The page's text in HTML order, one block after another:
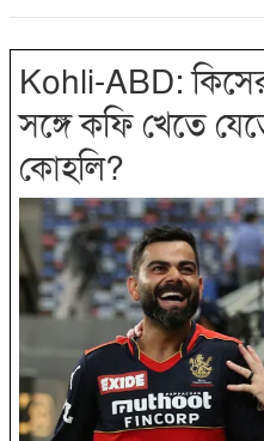
Kohli-ABD: ‌কিসের
সঙ্গে কফি খেতে
কোহলি?‌